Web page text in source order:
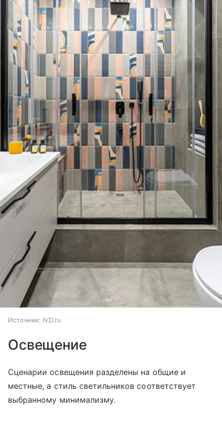
Источник: IVD.ru
Освещение
Сценарии освещения разделены на общие и
местные, а стиль светильников соответствует
выбранному минимализму.